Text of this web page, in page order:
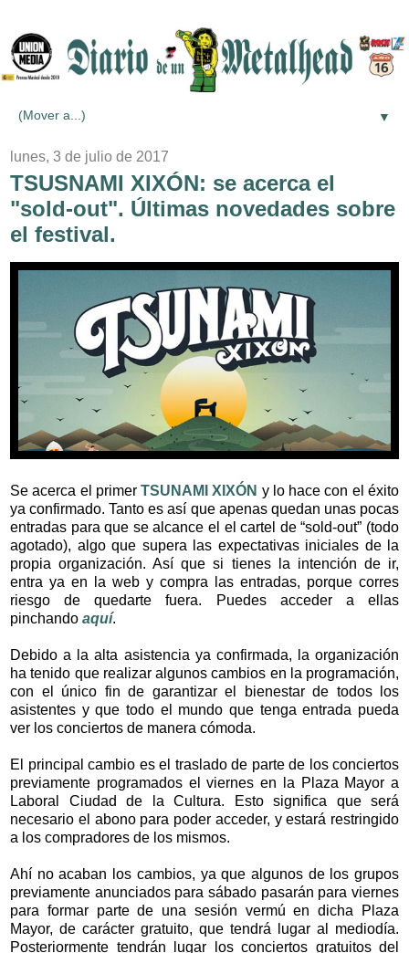
▼
lunes, 3 de julio de 2017
TSUSNAMI XIXÓN: se acerca el
"sold-out". Últimas novedades sobre
el festival.
Se acerca el primerTSUNAMI XIXÓN y lo hace con el éxito
ya confirmado. Tanto es así que apenas quedan unas pocas
entradas para que se alcance el el cartel de “sold-out” (todo
agotado), algo que supera las expectativas iniciales de la
propia organización. Así que si tienes la intención de ir,
entra ya en la web y compra las entradas, porque corres
riesgo de quedarte fuera. Puedes acceder a ellas
pinchando aquí.
Debido a la alta asistencia ya confirmada, la organización
ha tenido que realizar algunos cambios en la programación,
con el único fin de garantizar el bienestar de todos los
asistentes y que todo el mundo que tenga entrada pueda
ver los conciertos de manera cómoda.
El principal cambio es el traslado de parte de los conciertos
previamente programados el viernes en la Plaza Mayor a
Laboral Ciudad de la Cultura. Esto significa que será
necesario el abono para poder acceder, y estará restringido
a los compradores de los mismos.
Ahí no acaban los cambios, ya que algunos de los grupos
previamente anunciados para sábado pasarán para viernes
para formar parte de una sesión vermú en dicha Plaza
Mayor, de carácter gratuito, que tendrá lugar al mediodía.
Posteriormente tendrán lugar los conciertos gratuitos del